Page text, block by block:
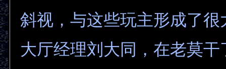
斜视，与这些玩主形成了很
大厅经理刘大同，在老莫干